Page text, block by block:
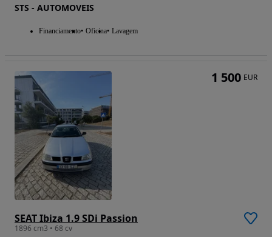
STS - AUTOMOVEIS
Financiamento Oficina Lavagem
SEAT Ibiza 1.9 SDi Passion
1896 cm3 • 68 cv
1 500 EUR